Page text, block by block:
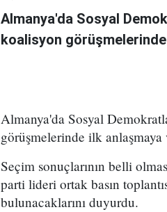
Almanya'da Sosyal
koalisyon görüşmelerinde
Almanya'da Sosyal
görüşmelerinde ilk anlaşmaya
Seçim sonuçlarının belli
parti lideri ortak basın
bulunacaklarını duyurdu.